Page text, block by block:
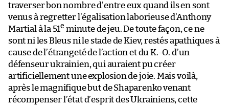
traverser bon nombre d’entre eux quand ils en sont
venus à regretter l’égalisation laborieuse d’Anthony
Martial à la 51e minute de jeu. De toute façon, ce ne
sont ni les Bleus ni le stade de Kiev, restés apathiques à
cause de l’étrangeté de l’action et du K.-O. d’un
défenseur ukrainien, qui auraient pu créer
artificiellement une explosion de joie. Mais voilà,
après le magnifique but de Shaparenko venant
récompenser l’état d’esprit des Ukrainiens, cette